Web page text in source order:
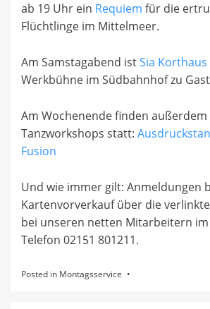
ab 19 Uhr ein Requiem für die
Flüchtlinge im Mittelmeer.
Am Samstagabend istSia Korthaus
Werkbühne im Südbahnhof zu
Am Wochenende finden außerdem
Tanzworkshops statt:
Fusion
Und wie immer gilt: Anmeldungen
Kartenvorverkauf über die
bei unseren netten Mitarbeitern im
Telefon 02151 801211.
Posted in Montagsservice